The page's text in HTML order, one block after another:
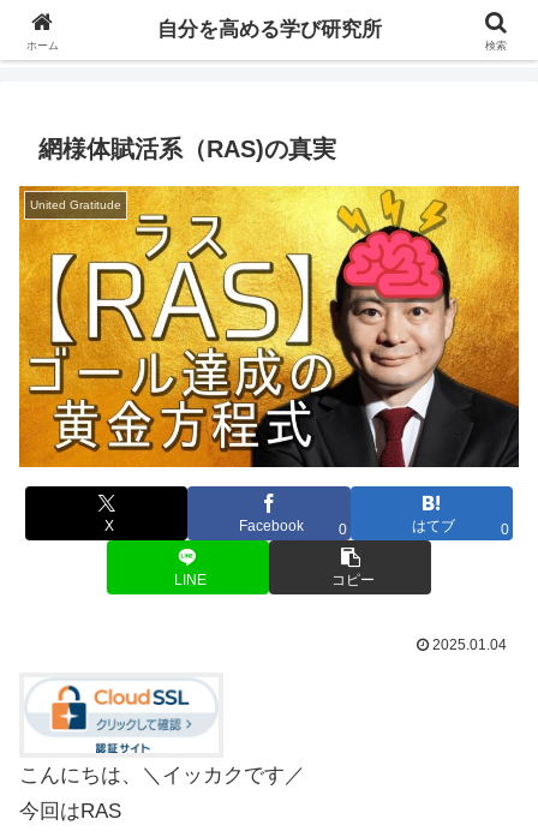
自分の価値を高めるための学びについて研究し、セミナーや情報（ブログ、動
網様体賦活系（RAS)の真実
United Gratitude
X Facebook 0 はてブ 0
LINE コピー
2025.01.04
こんにちは、＼イッカクです／
今回はRAS
ホーム
自分を高める学び研究所
検索